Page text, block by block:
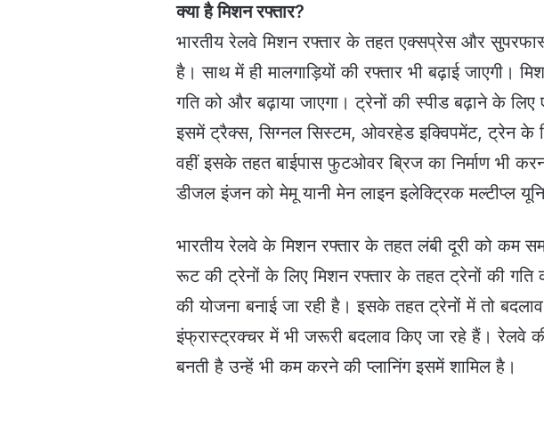
क्या है मिशन रफ्तार?
भारतीय रेलवे मिशन रफ्तार के तहत एक्सप्रेस और
है। साथ में ही मालगाड़ियों की रफ्तार भी बढ़ाई जाएगी।
गति को और बढ़ाया जाएगा। ट्रेनों की स्पीड बढ़ाने के लिए
इसमें ट्रैक्स, सिग्नल सिस्टम, ओवरहेड इक्विपमेंट, ट्रेन के
वहीं इसके तहत बाईपास फुटओवर ब्रिज का निर्माण भी
डीजल इंजन को मेमू यानी मेन लाइन इलेक्ट्रिक मल्टीप्ल
भारतीय रेलवे के मिशन रफ्तार के तहत लंबी दूरी को कम
रूट की ट्रेनों के लिए मिशन रफ्तार के तहत ट्रेनों की
की योजना बनाई जा रही है। इसके तहत ट्रेनों में तो
इंफ्रास्ट्रक्चर में भी जरूरी बदलाव किए जा रहे हैं। रेलवे
बनती है उन्हें भी कम करने की प्लानिंग इसमें शामिल है।